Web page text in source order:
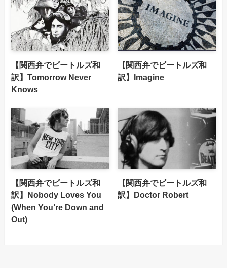
【関西弁でビートルズ和
訳】Tomorrow Never
Knows
【関西弁でビートルズ和
訳】Imagine
【関西弁でビートルズ和
訳】Nobody Loves You
(When You’re Down and
Out)
【関西弁でビートルズ和
訳】Doctor Robert